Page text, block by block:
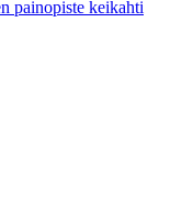
painopiste keikahti